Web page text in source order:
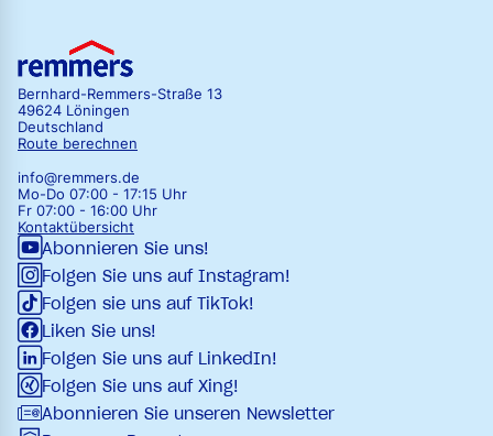
Bernhard-Remmers-Straße 13
49624 Löningen
Deutschland
Route berechnen
info@remmers.de
Mo-Do 07:00 - 17:15 Uhr
Fr 07:00 - 16:00 Uhr
Kontaktübersicht
Abonnieren Sie uns!
Folgen Sie uns auf Instagram!
Folgen sie uns auf TikTok!
Liken Sie uns!
Folgen Sie uns auf LinkedIn!
Folgen Sie uns auf Xing!
Abonnieren Sie unseren Newsletter